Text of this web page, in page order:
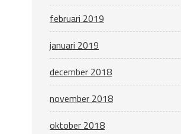
februari 2019
januari 2019
december 2018
november 2018
oktober 2018